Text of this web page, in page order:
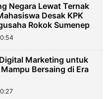
Negara Lewat Ternak
Desak KPK
Rokok Sumenep
Marketing untuk
Bersaing di Era